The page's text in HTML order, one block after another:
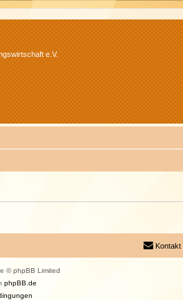
e.V.
Kontakt
© phpBB Limited
phpBB.de